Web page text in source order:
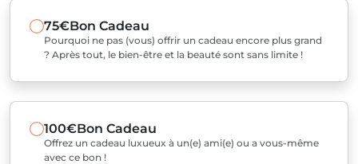
75€Bon Cadeau
Pourquoi ne pas (vous) offrir un cadeau encore plus grand
? Après tout, le bien-être et la beauté sont sans limite !
100€Bon Cadeau
Offrez un cadeau luxueux à un(e) ami(e) ou a vous-même
avec ce bon !